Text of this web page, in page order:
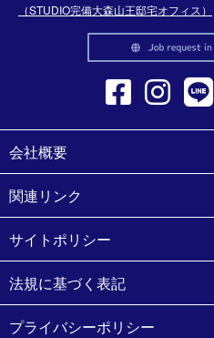
（STUDIO完備大森山王邸宅オフィス）
会社概要
関連リンク
サイトポリシー
法規に基づく表記
プライバシーポリシー